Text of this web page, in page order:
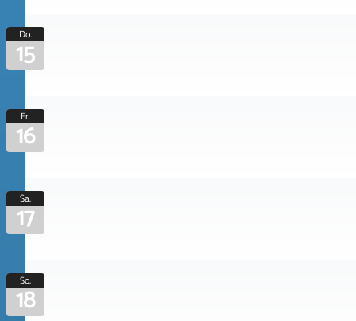
Do.
15
Fr.
16
Sa.
17
So.
18